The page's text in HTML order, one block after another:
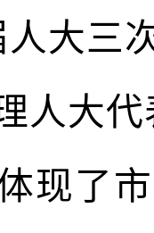
人大三
人大
现了